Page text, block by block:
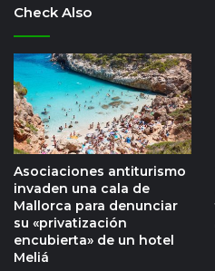
Check Also
Asociaciones antiturismo
invaden una cala de
Mallorca para denunciar
su «privatización
encubierta» de un hotel
Meliá